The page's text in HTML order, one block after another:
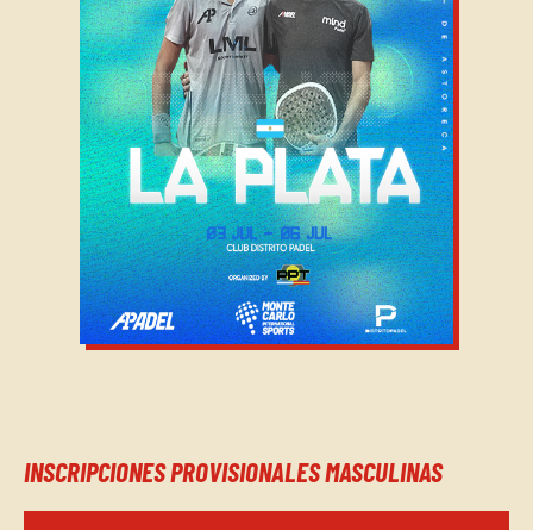
INSCRIPCIONES PROVISIONALES MASCULINAS